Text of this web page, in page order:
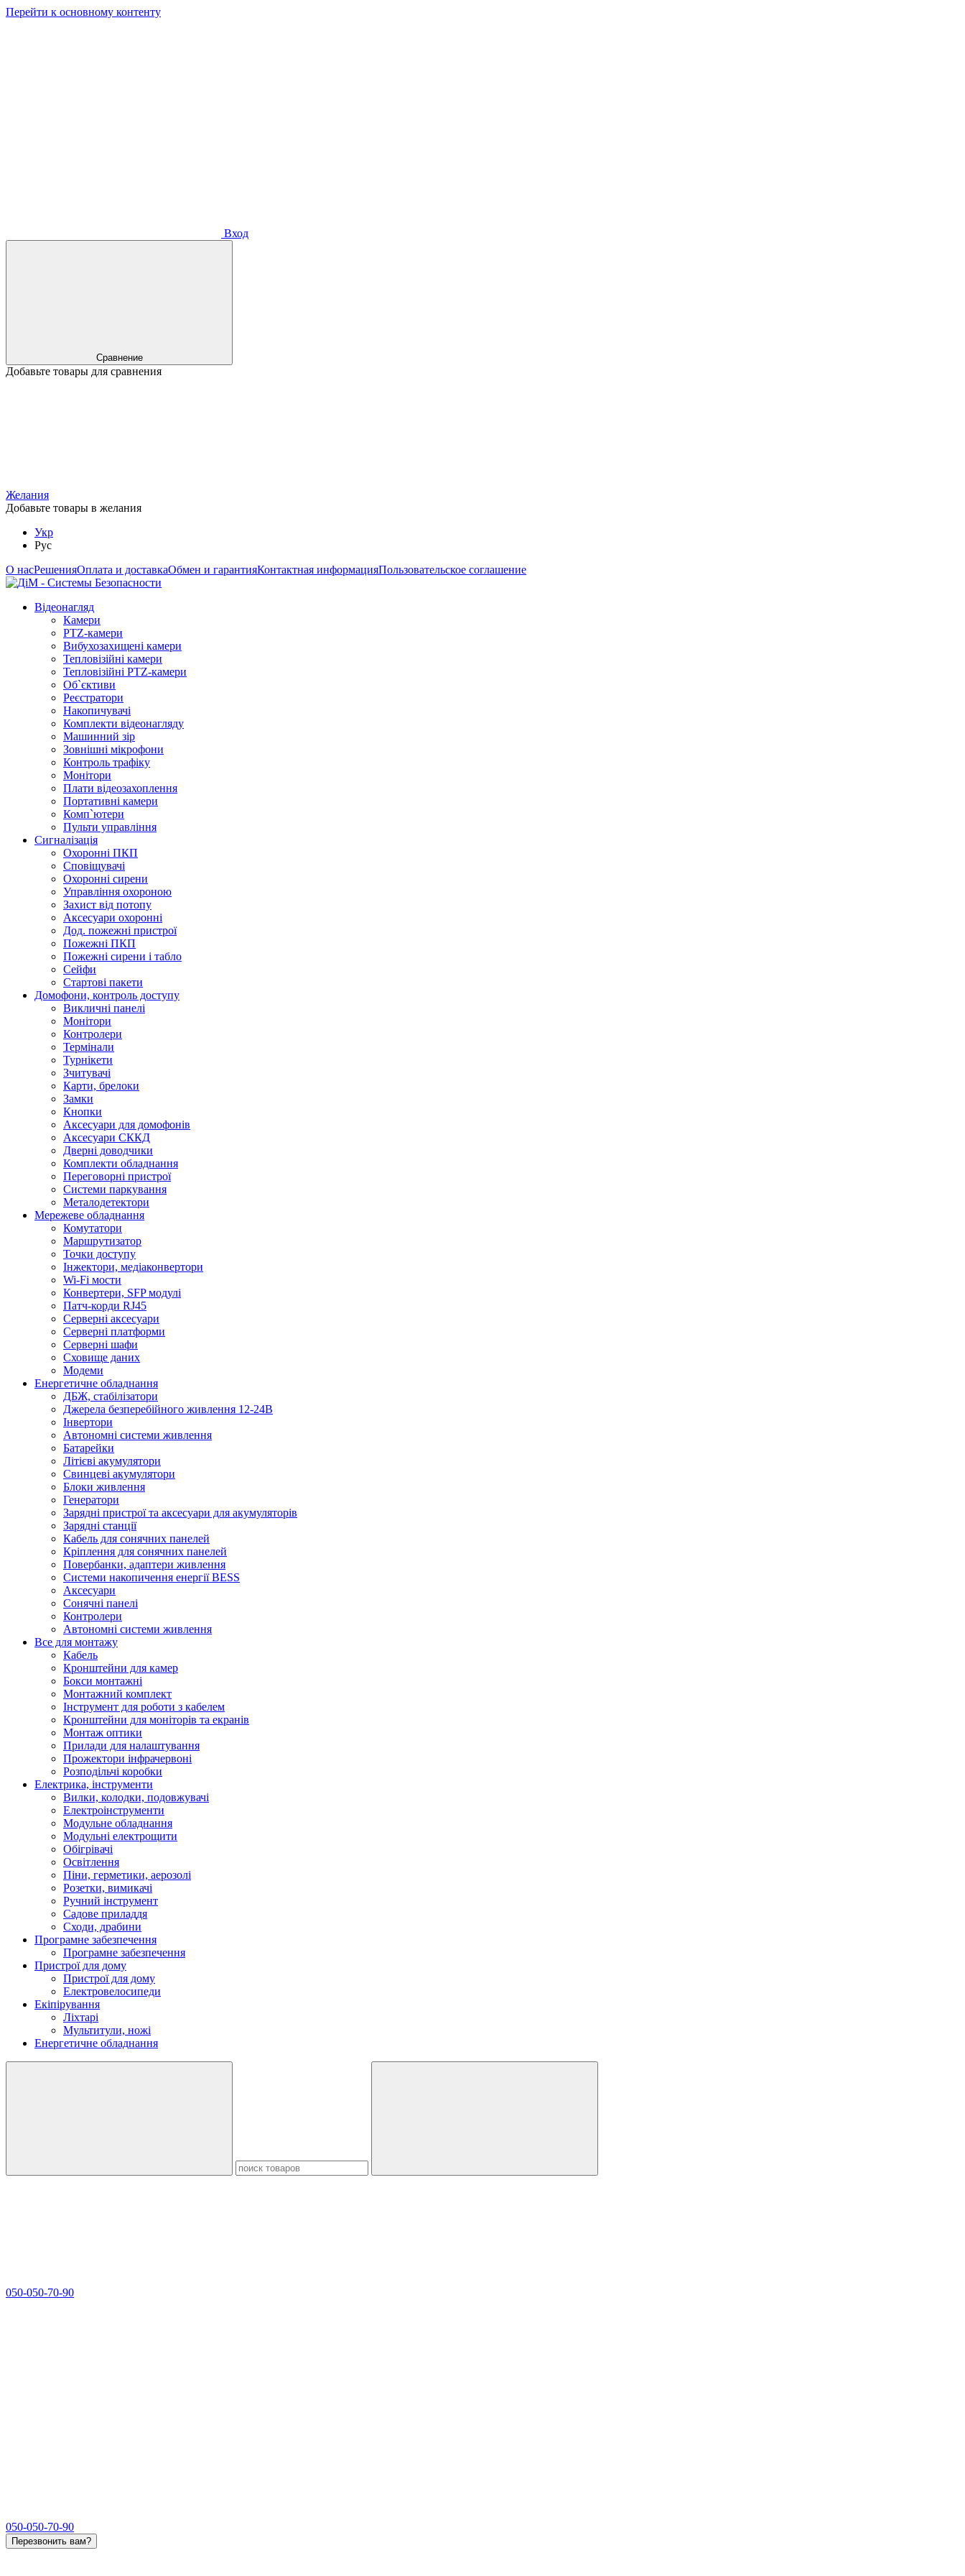
Перейти к основному контенту
Вход
Сравнение
Добавьте товары для сравнения
Желания
Добавьте товары в желания
Укр
Рус
О насРешенияОплата и доставкаОбмен и гарантияКонтактная информацияПользовательское соглашение
Відеонагляд
Камери
PTZ-камери
Вибухозахищені камери
Тепловізійні камери
Тепловізійні PTZ-камери
Об`єктиви
Реєстратори
Накопичувачі
Комплекти відеонагляду
Машинний зір
Зовнішні мікрофони
Контроль трафіку
Монітори
Плати відеозахоплення
Портативні камери
Комп`ютери
Пульти управління
Сигналізація
Охоронні ПКП
Сповіщувачі
Охоронні сирени
Управління охороною
Захист від потопу
Аксесуари охоронні
Дод. пожежні пристрої
Пожежні ПКП
Пожежні сирени і табло
Сейфи
Стартові пакети
Домофони, контроль доступу
Викличні панелі
Монітори
Контролери
Термінали
Турнікети
Зчитувачі
Карти, брелоки
Замки
Кнопки
Аксесуари для домофонів
Аксесуари СККД
Дверні доводчики
Комплекти обладнання
Переговорні пристрої
Системи паркування
Металодетектори
Мережеве обладнання
Комутатори
Маршрутизатор
Точки доступу
Інжектори, медіаконвертори
Wi-Fi мости
Конвертери, SFP модулі
Патч-корди RJ45
Серверні аксесуари
Серверні платформи
Серверні шафи
Сховище даних
Модеми
Енергетичне обладнання
ДБЖ, стабілізатори
Джерела безперебійного живлення 12-24В
Інвертори
Автономні системи живлення
Батарейки
Літієві акумулятори
Свинцеві акумулятори
Блоки живлення
Генератори
Зарядні пристрої та аксесуари для акумуляторів
Зарядні станції
Кабель для сонячних панелей
Кріплення для сонячних панелей
Повербанки, адаптери живлення
Системи накопичення енергії BESS
Аксесуари
Сонячні панелі
Контролери
Автономні системи живлення
Все для монтажу
Кабель
Кронштейни для камер
Бокси монтажні
Монтажний комплект
Інструмент для роботи з кабелем
Кронштейни для моніторів та екранів
Монтаж оптики
Прилади для налаштування
Прожектори інфрачервоні
Розподільчі коробки
Електрика, інструменти
Вилки, колодки, подовжувачі
Електроінструменти
Модульне обладнання
Модульні електрощити
Обігрівачі
Освітлення
Піни, герметики, аерозолі
Розетки, вимикачі
Ручний інструмент
Садове приладдя
Сходи, драбини
Програмне забезпечення
Програмне забезпечення
Пристрої для дому
Пристрої для дому
Електровелосипеди
Екіпірування
Ліхтарі
Мультитули, ножі
Енергетичне обладнання
050-050-70-90
050-050-70-90
Перезвонить вам?